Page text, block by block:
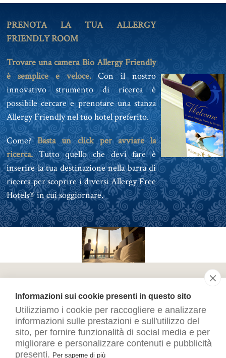
PRENOTA LA TUA ALLERGY
FRIENDLY ROOM
Trovare una camera Bio Allergy Friendly
è semplice e veloce.Con il nostro
innovativo strumento di ricerca è
possibile cercare e prenotare una stanza
Allergy Friendly nel tuo hotel preferito.
Come?Basta un click per avviare la
ricerca.Tutto quello che devi fare è
inserire la tua destinazione nella barra di
ricerca per scoprire i diversi Allergy Free
Hotels® in cui soggiornare.
Informazioni sui cookie presenti in questo sito
Utilizziamo i cookie per raccogliere e analizzare
informazioni sulle prestazioni e sull'utilizzo del
sito, per fornire funzionalità di social media e per
migliorare e personalizzare contenuti e pubblicità
presenti. Per saperne di più